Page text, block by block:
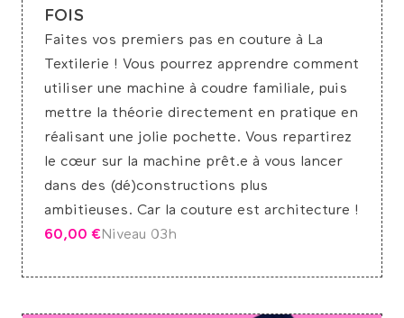
FOIS
Faites vos premiers pas en couture à La
Textilerie ! Vous pourrez apprendre comment
utiliser une machine à coudre familiale, puis
mettre la théorie directement en pratique en
réalisant une jolie pochette. Vous repartirez
le cœur sur la machine prêt.e à vous lancer
dans des (dé)constructions plus
ambitieuses. Car la couture est architecture !
60,00 €Niveau 03h